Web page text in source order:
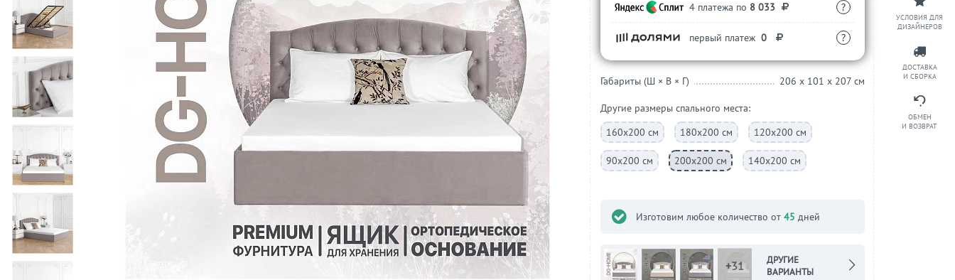
УСЛОВИЯ ДЛЯ
ДИЗАЙНЕРОВ
ДОСТАВКА
И СБОРКА
ОБМЕН
И ВОЗВРАТ
4 платежа по 8 033 ?
первый платеж 0 ?
Габариты (Ш × В × Г) 206 x 101 x 207 см
Другие размеры спального места:
160х200 см
180х200 см 120х200 см
90х200 см 200х200 см 140х200 см
Изготовим любое количество от 45 дней
+31
ДРУГИЕ
ВАРИАНТЫ